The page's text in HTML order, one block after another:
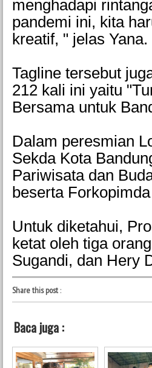
menghadapi
pandemi ini, kita
kreatif, " jelas Yana.
Tagline tersebut
212 kali ini yaitu
Bersama untuk
Dalam peresmian
Sekda Kota
Pariwisata dan
beserta
Untuk diketahui,
ketat oleh tiga
Sugandi, dan Hery
Share this post:
Baca juga :